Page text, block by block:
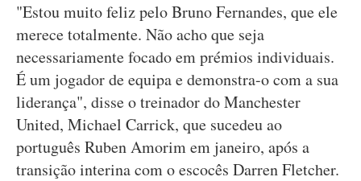
"Estou muito feliz pelo Bruno Fernandes, que ele
merece totalmente. Não acho que seja
necessariamente focado em prémios individuais.
É um jogador de equipa e demonstra-o com a sua
liderança", disse o treinador do Manchester
United, Michael Carrick, que sucedeu ao
português Ruben Amorim em janeiro, após a
transição interina com o escocês Darren Fletcher.